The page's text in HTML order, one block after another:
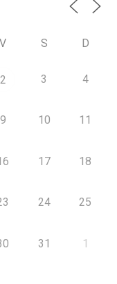
V S D
2 3 4
9 10 11
17 18
24 25
31 1